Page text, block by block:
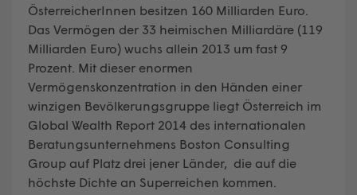
ÖsterreicherInnen besitzen 160 Milliarden Euro.
Das Vermögen der 33 heimischen Milliardäre (119
Milliarden Euro) wuchs allein 2013 um fast 9
Prozent. Mit dieser enormen
Vermögenskonzentration in den Händen einer
winzigen Bevölkerungsgruppe liegt Österreich im
Global Wealth Report 2014 des internationalen
Beratungsunternehmens Boston Consulting
Group auf Platz drei jener Länder, die auf die
höchste Dichte an Superreichen kommen.